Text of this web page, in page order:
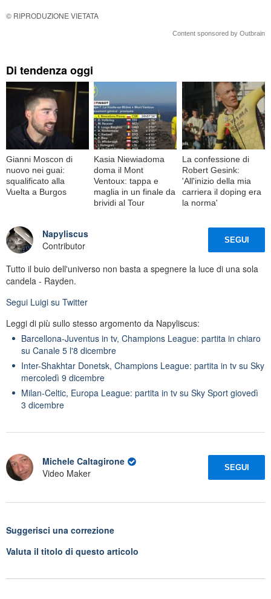
© RIPRODUZIONE VIETATA
Content sponsored by Outbrain
Di tendenza oggi
Gianni Moscon di
nuovo nei guai:
squalificato alla
Vuelta a Burgos
Kasia Niewiadoma
doma il Mont
Ventoux: tappa e
maglia in un finale da
brividi al Tour
La confessione di
Robert Gesink:
'All'inizio della mia
carriera il doping era
la norma'
Napyliscus
Contributor
SEGUI
Tutto il buio dell'universo non basta a spegnere la luce di una sola
candela - Rayden.
Segui Luigi su Twitter
Leggi di più sullo stesso argomento da Napyliscus:
Barcellona-Juventus in tv, Champions League: partita in chiaro
su Canale 5 l'8 dicembre
Inter-Shakhtar Donetsk, Champions League: partita in tv su Sky
mercoledì 9 dicembre
Milan-Celtic, Europa League: partita in tv su Sky Sport giovedì
3 dicembre
Michele Caltagirone
Video Maker
SEGUI
Suggerisci una correzione
Valuta il titolo di questo articolo